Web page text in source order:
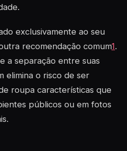
exclusivamente ao seu
recomendação comum1.
a separação entre suas
elimina o risco de ser
roupa características que
públicos ou em fotos